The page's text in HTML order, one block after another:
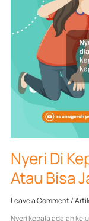
Nyeri Di
Atau Bisa
Leave a Comment/
Nyeri kepala adalah